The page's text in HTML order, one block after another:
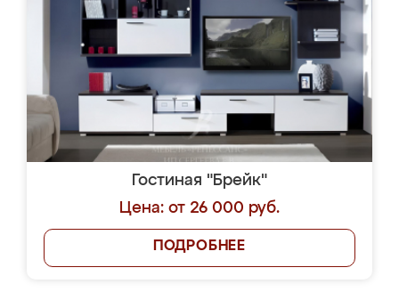
Гостиная "Брейк"
Цена: от 26 000 руб.
ПОДРОБНЕЕ